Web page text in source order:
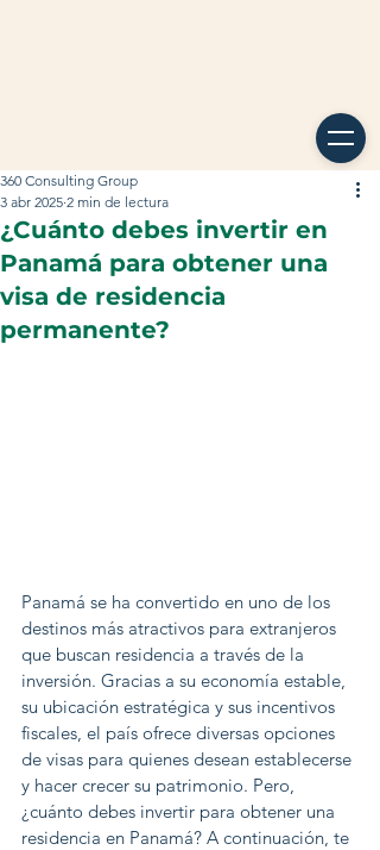
¿Cuánto debes invertir en
Panamá para obtener una
visa de residencia
permanente?
360 Consulting Group
3 abr 2025 2 min de lectura
Panamá se ha convertido en uno de los
destinos más atractivos para extranjeros
que buscan residencia a través de la
inversión. Gracias a su economía estable,
su ubicación estratégica y sus incentivos
fiscales, el país ofrece diversas opciones
de visas para quienes desean establecerse
y hacer crecer su patrimonio. Pero,
¿cuánto debes invertir para obtener una
residencia en Panamá? A continuación, te